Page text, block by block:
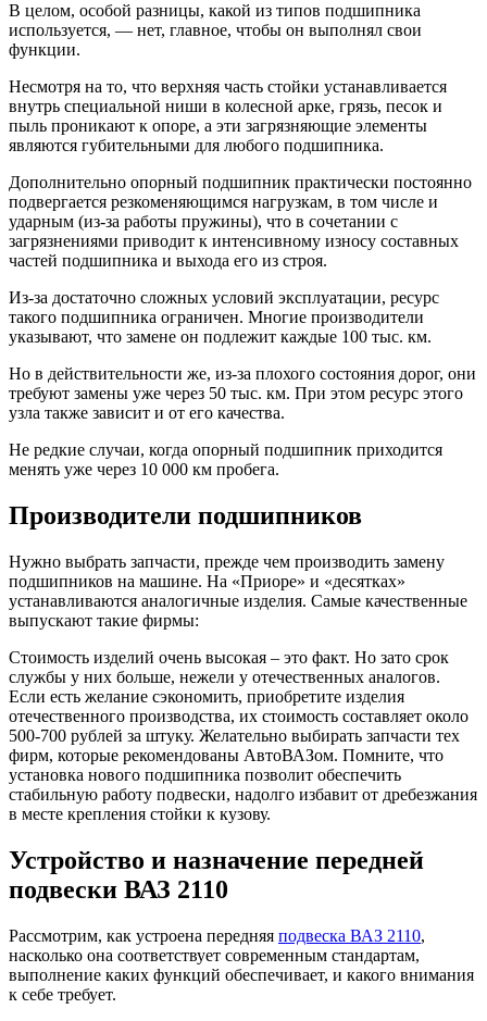
В целом, особой разницы, какой из типов подшипника
используется, — нет, главное, чтобы он выполнял свои
функции.
Несмотря на то, что верхняя часть стойки устанавливается
внутрь специальной ниши в колесной арке, грязь, песок и
пыль проникают к опоре, а эти загрязняющие элементы
являются губительными для любого подшипника.
Дополнительно опорный подшипник практически постоянно
подвергается резкоменяющимся нагрузкам, в том числе и
ударным (из-за работы пружины), что в сочетании с
загрязнениями приводит к интенсивному износу составных
частей подшипника и выхода его из строя.
Из-за достаточно сложных условий эксплуатации, ресурс
такого подшипника ограничен. Многие производители
указывают, что замене он подлежит каждые 100 тыс. км.
Но в действительности же, из-за плохого состояния дорог, они
требуют замены уже через 50 тыс. км. При этом ресурс этого
узла также зависит и от его качества.
Не редкие случаи, когда опорный подшипник приходится
менять уже через 10 000 км пробега.
Производители подшипников
Нужно выбрать запчасти, прежде чем производить замену
подшипников на машине. На «Приоре» и «десятках»
устанавливаются аналогичные изделия. Самые качественные
выпускают такие фирмы:
Стоимость изделий очень высокая – это факт. Но зато срок
службы у них больше, нежели у отечественных аналогов.
Если есть желание сэкономить, приобретите изделия
отечественного производства, их стоимость составляет около
500-700 рублей за штуку. Желательно выбирать запчасти тех
фирм, которые рекомендованы АвтоВАЗом. Помните, что
установка нового подшипника позволит обеспечить
стабильную работу подвески, надолго избавит от дребезжания
в месте крепления стойки к кузову.
Устройство и назначение передней
подвески ВАЗ 2110
Рассмотрим, как устроена передняя подвеска ВАЗ 2110,
насколько она соответствует современным стандартам,
выполнение каких функций обеспечивает, и какого внимания
к себе требует.